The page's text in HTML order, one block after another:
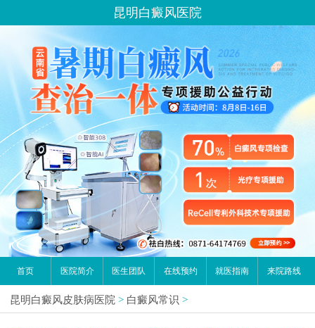
昆明白癜风医院
首页 医院简介 医生团队 在线预约 就医指南 来院路线
昆明白癜风皮肤病医院 > 白癜风常识 >